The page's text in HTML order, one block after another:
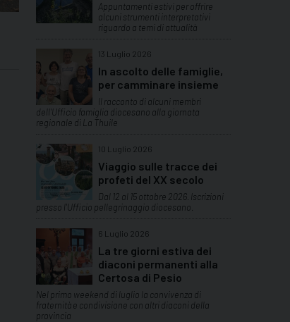
Appuntamenti estivi per offrire
alcuni strumenti interpretativi
riguardo a temi di attualità
13 Luglio 2026
In ascolto delle famiglie,
per camminare insieme
Il racconto di alcuni membri
dell'Ufficio famiglia diocesano alla giornata
regionale di La Thuile
10 Luglio 2026
Viaggio sulle tracce dei
profeti del XX secolo
Dal 12 al 15 ottobre 2026. Iscrizioni
presso l'Ufficio pellegrinaggio diocesano.
6 Luglio 2026
La tre giorni estiva dei
diaconi permanenti alla
Certosa di Pesio
Nel primo weekend di luglio la convivenza di
fraternità e condivisione con altri diaconi della
provincia